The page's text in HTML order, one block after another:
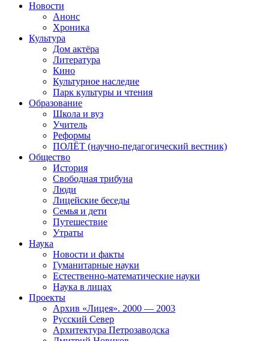
Новости
Анонс
Хроника
Культура
Дом актёра
Литература
Кино
Культурное наследие
Парк культуры и чтения
Образование
Школа и вуз
Учитель
Реформы
ПОЛЁТ (научно-педагогический вестник)
Общество
История
Свободная трибуна
Люди
Лицейские беседы
Семья и дети
Путешествие
Утраты
Наука
Новости и факты
Гуманитарные науки
Естественно-математические науки
Наука в лицах
Проекты
Архив «Лицея». 2000 — 2003
Русский Север
Архитектура Петрозаводска